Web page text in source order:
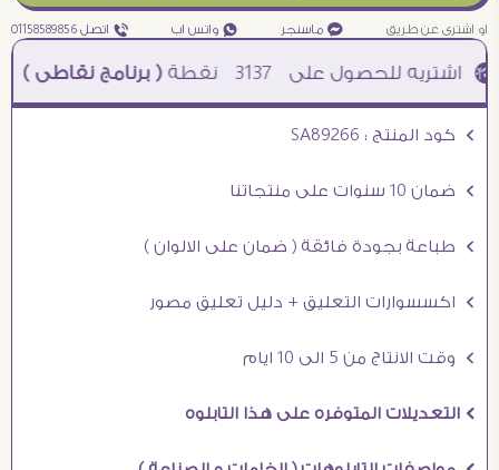
او اشترى عن طريق ¥ ماسنجر ₧ واتس اب ƒ اتصل 01158589856
3137 نقطة( برنامج نقاطى )à خصم 5% للعملاء الجدد à شحن مجانى عند الشراء ب 4000 جنيه à
Ö كود المنتج : SA89266
Ö ضمان 10 سنوات على منتجاتنا
Ö طباعة بجودة فائقة ( ضمان على الالوان )
Ö اكسسوارات التعليق + دليل تعليق مصور
Ö وقت الانتاج من 5 الى 10 ايام
Ö التعديلات المتوفره على هذا التابلوه